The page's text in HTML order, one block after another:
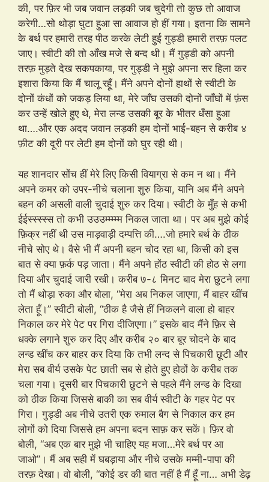
की, पर फ़िर भी जब जवान लड़की जब चुदेगी तो कुछ तो आवाज
करेगी…सो थोड़ा घुटा हुआ सा आवाज हो हीं गया। इतना कि सामने
के बर्थ पर हमारी तरह पीठ करके लेटी हुई गुड्डी हमारी तरफ़ पलट
जाए। स्वीटी की तो आँख मजे से बन्द थी। मैं गुड्डी को अपनी
तरफ़ मुड़ते देख सकपकाया, पर गुड्डी ने मुझे अपना सर हिला कर
इशारा किया कि मैं चालू रहूँ। मैंने अपने दोनों हाथों से स्वीटी के
दोनों कंधों को जकड़ लिया था, मेरे जाँघ उसकी दोनों जाँघों में फ़ंस
कर उन्हें खोले हुए थे, मेरा लन्ड उसकी बूर के भीतर धँसा हुआ
था….और एक अदद जवान लड़की हम दोनों भाई-बहन से करीब ४
फ़ीट की दूरी पर लेटी हम दोनों को घुर रही थी।
यह शानदार सोंच हीं मेरे लिए किसी वियाग्रा से कम न था। मैंने
अपने कमर को उपर-नीचे चलाना शुरु किया, यानि अब मैंने अपने
बहन की असली वाली चुदाई शुरु कर दिया। स्वीटी के मुँह से कभी
ईईस्स्स्स्स तो कभी उउउम्म्म्म्म निकल जाता था। पर अब मुझे कोई
फ़िक्र नहीं थी उस माड़वाड़ी दम्पत्ति की….जो हमारे बर्थ के ठीक
नीचे सोए थे। वैसे भी मैं अपनी बहन चोद रहा था, किसी को इस
बात से क्या फ़र्क पड़ जाता। मैंने अपने होंठ स्वीटी की होठ से लगा
दिया और चुदाई जारी रखी। करीब ७-८ मिनट बाद मेरा छुटने लगा
तो मैं थोड़ा रुका और बोला, “मेरा अब निकल जाएगा, मैं बाहर खींच
लेता हूँ।” स्वीटी बोली, “ठीक है जैसे हीं निकलने वाला हो बाहर
निकाल कर मेरे पेट पर गिरा दीजिएगा।” इसके बाद मैंने फ़िर से
धक्के लगाने शुरु कर दिए और करीब २० बार बूर चोदने के बाद
लन्ड खींच कर बाहर कर दिया कि तभी लन्द से पिचकारी छूटी और
मेरा सब वीर्य उसके पेट छाती सब से होते हुए होठों के करीब तक
चला गया। दूसरी बार पिचकारी छुटने से पहले मैंने लन्ड के दिखा
को ठीक किया जिससे बाकी का सब वीर्य स्वीटी के गहर पेट पर
गिरा। गुड्डी अब नीचे उतरी एक रुमाल बैग से निकाल कर हम
लोगों को दिया जिससे हम अपना बदन साफ़ कर सकें। फ़िर वो
बोली, “अब एक बार मुझे भी चाहिए यह मजा…मेरे बर्थ पर आ
जाओ”। मैं अब सही में घबड़ाया और नीचे उसके मम्मी-पापा की
तरफ़ देखा। वो बोली, “कोई डर की बात नहीं है मैं हूँ ना… अभी डेढ़